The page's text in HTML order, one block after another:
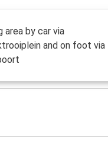
area by car via
and on foot via